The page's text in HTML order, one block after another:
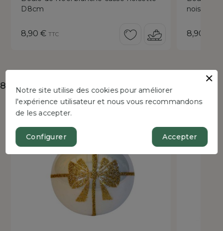
D8cm
Prix
8,90 € TTC
noisette
Prix
8,90 €
8 autres produits dans la même catégorie :
Notre site utilise des cookies pour améliorer
l'expérience utilisateur et nous vous recommandons
de les accepter.
Configurer Accepter